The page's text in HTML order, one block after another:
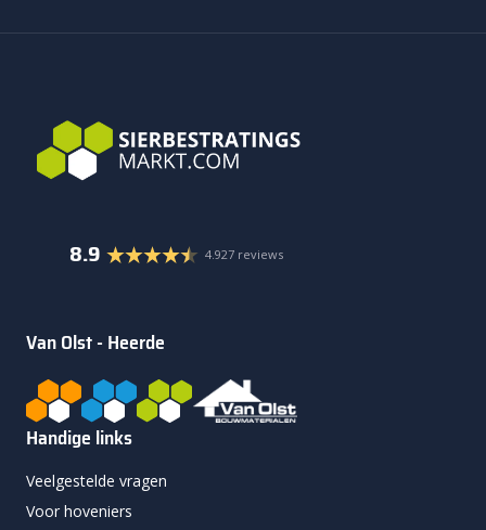
8.9 4.927 reviews
Van Olst - Heerde
Handige links
Veelgestelde vragen
Voor hoveniers